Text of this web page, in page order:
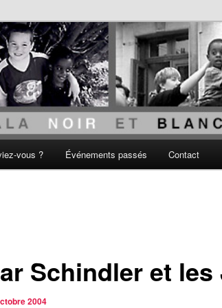
vous ? Événements passés Contact
Schindler et
2004